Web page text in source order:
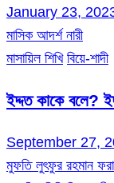
January 23,
মাসিক আদর্শ নারী
মাসায়িল শিখি বিয়ে-শাদী
ইদ্দত কাকে বলে?
September 27,
মুফতি লুৎফুর রহমান